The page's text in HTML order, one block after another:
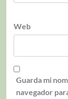
Web
Guarda mi
navegador